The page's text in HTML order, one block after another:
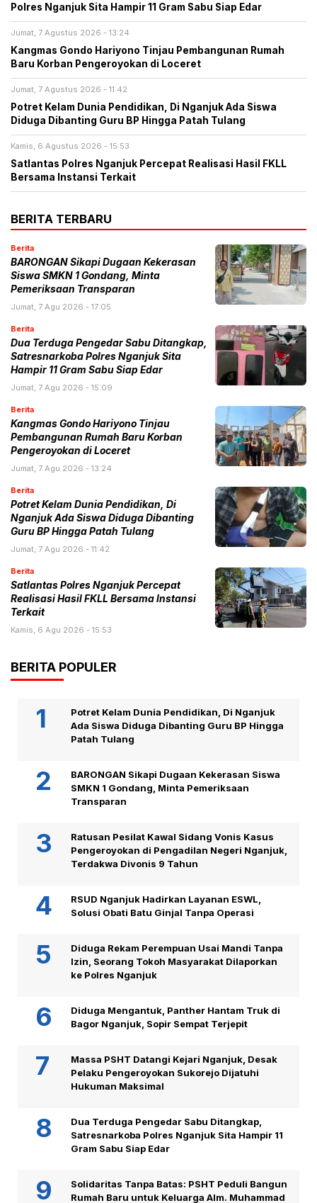
Polres Nganjuk Sita Hampir 11 Gram Sabu Siap Edar
Jumat, 7 Agustus 2026 - 13:24
Kangmas Gondo Hariyono Tinjau Pembangunan Rumah
Baru Korban Pengeroyokan di Loceret
Jumat, 7 Agustus 2026 - 11:42
Potret Kelam Dunia Pendidikan, Di Nganjuk Ada Siswa
Diduga Dibanting Guru BP Hingga Patah Tulang
Kamis, 6 Agustus 2026 - 15:53
Satlantas Polres Nganjuk Percepat Realisasi Hasil FKLL
Bersama Instansi Terkait
BERITA TERBARU
Berita
BARONGAN Sikapi Dugaan Kekerasan
Siswa SMKN 1 Gondang, Minta
Pemeriksaan Transparan
Jumat, 7 Agu 2026 - 17:05
Berita
Dua Terduga Pengedar Sabu Ditangkap,
Satresnarkoba Polres Nganjuk Sita
Hampir 11 Gram Sabu Siap Edar
Jumat, 7 Agu 2026 - 15:09
Berita
Kangmas Gondo Hariyono Tinjau
Pembangunan Rumah Baru Korban
Pengeroyokan di Loceret
Jumat, 7 Agu 2026 - 13:24
Berita
Potret Kelam Dunia Pendidikan, Di
Nganjuk Ada Siswa Diduga Dibanting
Guru BP Hingga Patah Tulang
Jumat, 7 Agu 2026 - 11:42
Berita
Satlantas Polres Nganjuk Percepat
Realisasi Hasil FKLL Bersama Instansi
Terkait
Kamis, 6 Agu 2026 - 15:53
BERITA POPULER
Potret Kelam Dunia Pendidikan, Di Nganjuk
Ada Siswa Diduga Dibanting Guru BP Hingga
Patah Tulang
BARONGAN Sikapi Dugaan Kekerasan Siswa
SMKN 1 Gondang, Minta Pemeriksaan
Transparan
Ratusan Pesilat Kawal Sidang Vonis Kasus
Pengeroyokan di Pengadilan Negeri Nganjuk,
Terdakwa Divonis 9 Tahun
RSUD Nganjuk Hadirkan Layanan ESWL,
Solusi Obati Batu Ginjal Tanpa Operasi
Diduga Rekam Perempuan Usai Mandi Tanpa
Izin, Seorang Tokoh Masyarakat Dilaporkan
ke Polres Nganjuk
Diduga Mengantuk, Panther Hantam Truk di
Bagor Nganjuk, Sopir Sempat Terjepit
Massa PSHT Datangi Kejari Nganjuk, Desak
Pelaku Pengeroyokan Sukorejo Dijatuhi
Hukuman Maksimal
Dua Terduga Pengedar Sabu Ditangkap,
Satresnarkoba Polres Nganjuk Sita Hampir 11
Gram Sabu Siap Edar
Solidaritas Tanpa Batas: PSHT Peduli Bangun
Rumah Baru untuk Keluarga Alm. Muhammad